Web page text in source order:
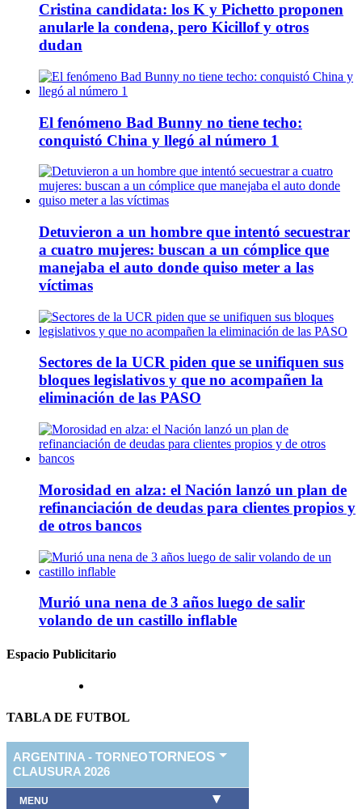
Cristina candidata: los K y Pichetto proponen
anularle la condena, pero Kicillof y otros
dudan
El fenómeno Bad Bunny no tiene techo:
conquistó China y llegó al número 1
Detuvieron a un hombre que intentó secuestrar
a cuatro mujeres: buscan a un cómplice que
manejaba el auto donde quiso meter a las
víctimas
Sectores de la UCR piden que se unifiquen sus
bloques legislativos y que no acompañen la
eliminación de las PASO
Morosidad en alza: el Nación lanzó un plan de
refinanciación de deudas para clientes propios y
de otros bancos
Murió una nena de 3 años luego de salir
volando de un castillo inflable
Espacio Publicitario
TABLA DE FUTBOL